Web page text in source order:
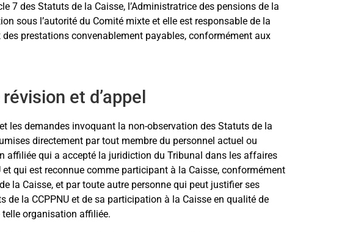
7 des Statuts de la Caisse, l’Administratrice des pensions de la
sous l’autorité du Comité mixte et elle est responsable de la
prestations convenablement payables, conformément aux
et d’appel
les demandes invoquant la non-observation des Statuts de la
directement par tout membre du personnel actuel ou
affiliée qui a accepté la juridiction du Tribunal dans les affaires
et qui est reconnue comme participant à la Caisse, conformément
la Caisse, et par toute autre personne qui peut justifier ses
de la CCPPNU et de sa participation à la Caisse en qualité de
organisation affiliée.